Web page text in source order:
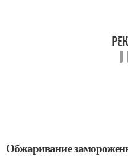
Обжаривание